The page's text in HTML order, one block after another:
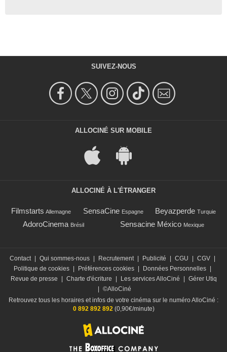
SUIVEZ-NOUS
ALLOCINÉ SUR MOBILE
ALLOCINÉ À L'ÉTRANGER
Filmstarts Allemagne SensaCine Espagne Beyazperde Turquie
AdoroCinema Brésil Sensacine México Mexique
Contact | Qui sommes-nous | Recrutement | Publicité | CGU | CGV |
Politique de cookies | Préférences cookies | Données Personnelles |
Revue de presse
| Charte d'écriture | Les services AlloCiné | Gérer Utiq
| ©AlloCiné
Retrouvez tous les horaires et infos de votre cinéma sur le numéro AlloCiné :
0 892 892 892 (0,90€/minute)